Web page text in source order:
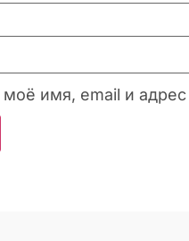
моё имя, email и